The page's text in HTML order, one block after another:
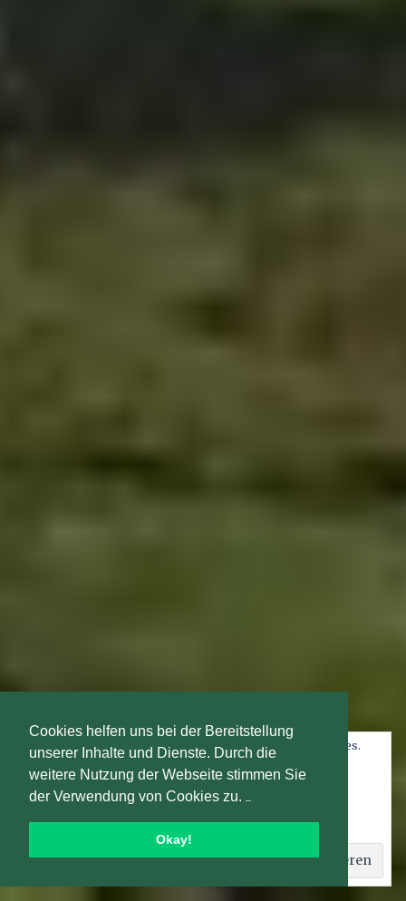
Cookies helfen uns bei der Bereitstellung
unserer Inhalte und Dienste. Durch die
weitere Nutzung der Webseite stimmen Sie
der Verwendung von Cookies zu.
Okay!
Datenschutz und Cookies: Diese Website verwendet Cookies.
Wenn du die Website weiterhin nutzt, stimmst du der
Verwendung von Cookies zu.